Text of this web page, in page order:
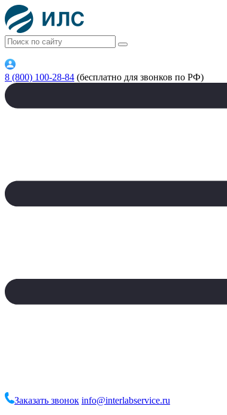
8 (800) 100-28-84 (бесплатно для звонков по РФ)
Заказать звонок info@interlabservice.ru